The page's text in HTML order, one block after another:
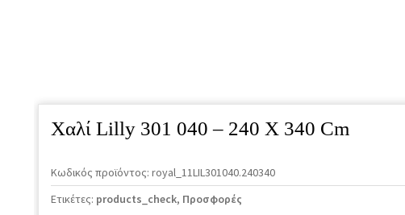
Χαλί Lilly 301 040 – 240 X 340 Cm
Κωδικός προϊόντος: royal_11LIL301040.240340
Ετικέτες: products_check, Προσφορές